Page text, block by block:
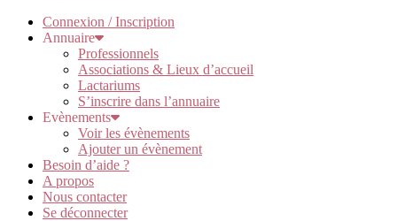
Connexion / Inscription
Annuaire
Professionnels
Associations & Lieux d’accueil
Lactariums
S’inscrire dans l’annuaire
Evènements
Voir les évènements
Ajouter un évènement
Besoin d’aide ?
A propos
Nous contacter
Se déconnecter